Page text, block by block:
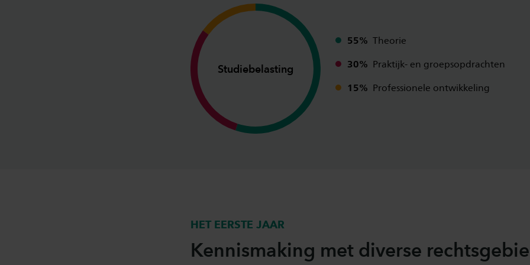
Studiebelasting
55% Theorie
30% Praktijk- en groepsopdrachten
15% Professionele ontwikkeling
HET EERSTE JAAR
​Kennismaking met diverse